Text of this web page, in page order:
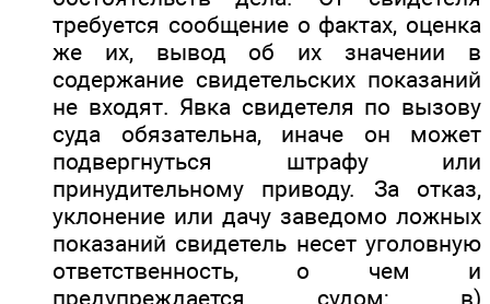
требуется сообщение о фактах, оценка
же их, вывод об их значении в
содержание свидетельских показаний
не входят. Явка свидетеля по вызову
суда обязательна, иначе он может
подвергнуться штрафу или
принудительному приводу. За отказ,
уклонение или дачу заведомо ложных
показаний свидетель несет уголовную
ответственность, о чем и
предупреждается судом; в)